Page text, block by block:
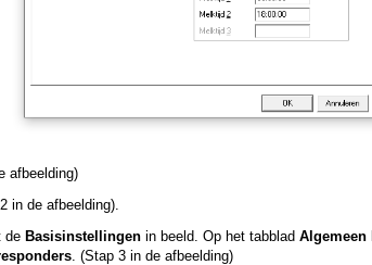
afbeelding)
in de afbeelding).
de Basisinstellingen in beeld. Op het tabblad Algemeen
. (Stap 3 in de afbeelding)